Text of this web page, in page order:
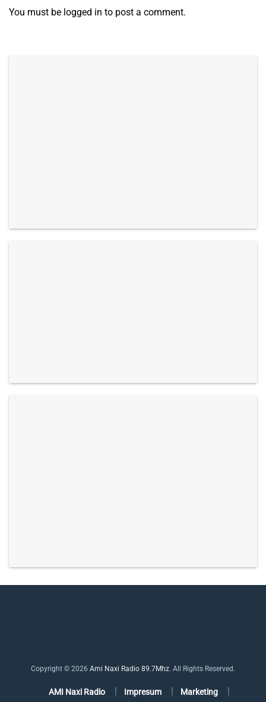
You must be logged in to post a comment.
Copyright © 2026 Ami Naxi Radio 89.7Mhz. All Rights Reserved.
AMI Naxi Radio Impresum Marketing